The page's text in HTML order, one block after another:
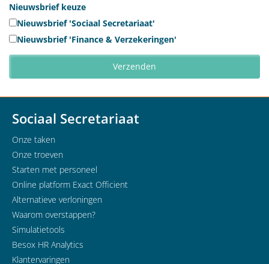
Nieuwsbrief keuze
Nieuwsbrief 'Sociaal Secretariaat'
Nieuwsbrief 'Finance & Verzekeringen'
Sociaal Secretariaat
Onze taken
Onze troeven
Starten met personeel
Online platform Exact Officient
Alternatieve verloningen
Waarom overstappen?
Simulatietools
Besox HR Analytics
Klantervaringen